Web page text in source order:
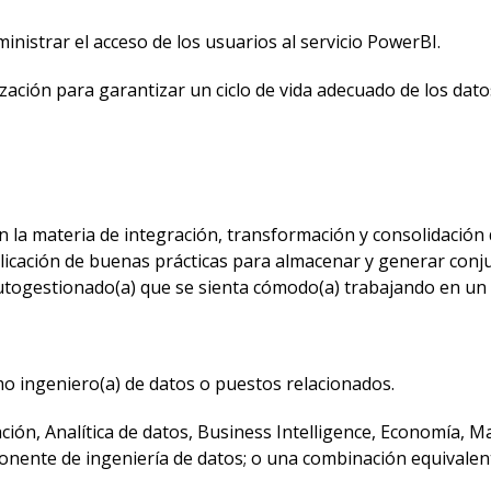
el acceso de los usuarios al servicio PowerBI.
para garantizar un ciclo de vida adecuado de los
la materia de integración, transformación y
de buenas prácticas para almacenar y generar
que se sienta cómodo(a) trabajando en
ingeniero(a) de datos o puestos relacionados.
Analítica de datos, Business Intelligence, Economía,
de ingeniería de datos; o una combinación